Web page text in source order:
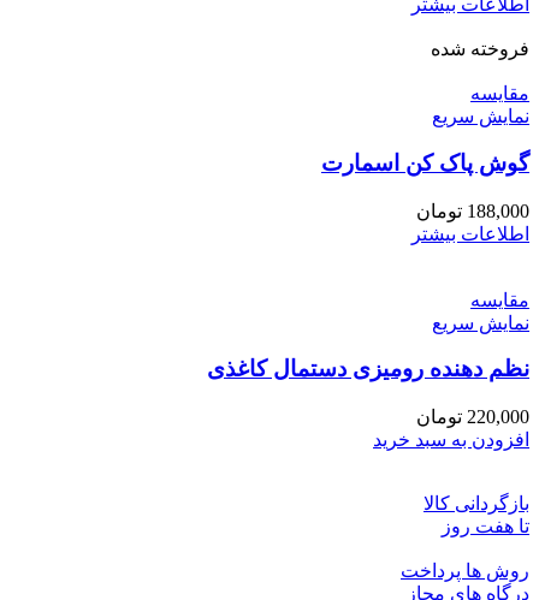
اطلاعات بیشتر
فروخته شده
مقايسه
نمایش سریع
گوش پاک کن اسمارت
188,000 تومان
اطلاعات بیشتر
مقايسه
نمایش سریع
نظم دهنده رومیزی دستمال کاغذی
220,000 تومان
افزودن به سبد خرید
بازگردانی کالا
تا هفت روز
روش ها پرداخت
درگاه های مجاز